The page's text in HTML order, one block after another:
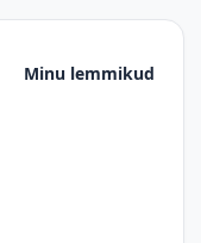
Minu lemmikud